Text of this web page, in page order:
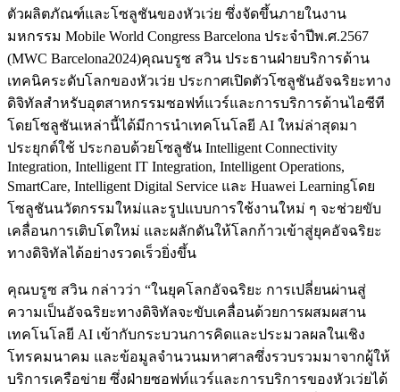
ตัวผลิตภัณฑ์และโซลูชันของหัวเว่ย ซึ่งจัดขึ้นภายในงาน
มหกรรม Mobile World Congress Barcelona ประจำปีพ.ศ.2567
(MWC Barcelona2024)คุณบรูซ สวิน ประธานฝ่ายบริการด้าน
เทคนิคระดับโลกของหัวเว่ย ประกาศเปิดตัวโซลูชันอัจฉริยะทาง
ดิจิทัลสำหรับอุตสาหกรรมซอฟท์แวร์และการบริการด้านไอซีที
โดยโซลูชันเหล่านี้ได้มีการนำเทคโนโลยี AI ใหม่ล่าสุดมา
ประยุกต์ใช้ ประกอบด้วยโซลูชัน Intelligent Connectivity
Integration, Intelligent IT Integration, Intelligent Operations,
SmartCare, Intelligent Digital Service และ Huawei Learningโดย
โซลูชันนวัตกรรมใหม่และรูปแบบการใช้งานใหม่ ๆ จะช่วยขับ
เคลื่อนการเติบโตใหม่ และผลักดันให้โลกก้าวเข้าสู่ยุคอัจฉริยะ
ทางดิจิทัลได้อย่างรวดเร็วยิ่งขึ้น
คุณบรูซ สวิน กล่าวว่า “ในยุคโลกอัจฉริยะ การเปลี่ยนผ่านสู่
ความเป็นอัจฉริยะทางดิจิทัลจะขับเคลื่อนด้วยการผสมผสาน
เทคโนโลยี AI เข้ากับกระบวนการคิดและประมวลผลในเชิง
โทรคมนาคม และข้อมูลจำนวนมหาศาลซึ่งรวบรวมมาจากผู้ให้
บริการเครือข่าย ซึ่งฝ่ายซอฟท์แวร์และการบริการของหัวเว่ยได้